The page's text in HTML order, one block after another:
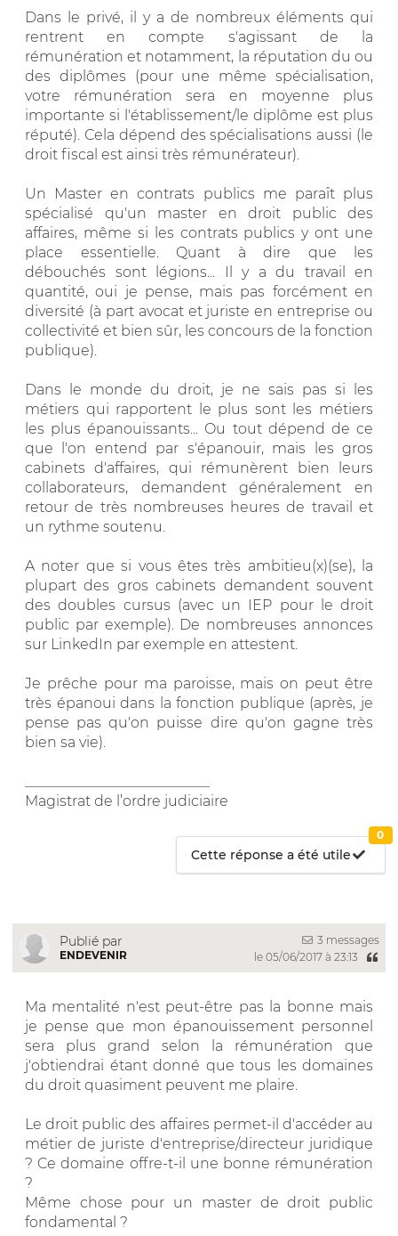
Dans le privé, il y a de nombreux éléments qui
rentrent en compte s'agissant de la
rémunération et notamment, la réputation du ou
des diplômes (pour une même spécialisation,
votre rémunération sera en moyenne plus
importante si l'établissement/le diplôme est plus
réputé). Cela dépend des spécialisations aussi (le
droit fiscal est ainsi très rémunérateur).
Un Master en contrats publics me paraît plus
spécialisé qu'un master en droit public des
affaires, même si les contrats publics y ont une
place essentielle. Quant à dire que les
débouchés sont légions... Il y a du travail en
quantité, oui je pense, mais pas forcément en
diversité (à part avocat et juriste en entreprise ou
collectivité et bien sûr, les concours de la fonction
publique).
Dans le monde du droit, je ne sais pas si les
métiers qui rapportent le plus sont les métiers
les plus épanouissants... Ou tout dépend de ce
que l'on entend par s'épanouir, mais les gros
cabinets d'affaires, qui rémunèrent bien leurs
collaborateurs, demandent généralement en
retour de très nombreuses heures de travail et
un rythme soutenu.
A noter que si vous êtes très ambitieu(x)(se), la
plupart des gros cabinets demandent souvent
des doubles cursus (avec un IEP pour le droit
public par exemple). De nombreuses annonces
sur LinkedIn par exemple en attestent.
Je prêche pour ma paroisse, mais on peut être
très épanoui dans la fonction publique (après, je
pense pas qu'on puisse dire qu'on gagne très
bien sa vie).
Magistrat de l’ordre judiciaire
Cette réponse a été utile
0
Publié par
ENDEVENIR
3 messages
le 05/06/2017 à 23:13
Ma mentalité n'est peut-être pas la bonne mais
je pense que mon épanouissement personnel
sera plus grand selon la rémunération que
j'obtiendrai étant donné que tous les domaines
du droit quasiment peuvent me plaire.
Le droit public des affaires permet-il d'accéder au
métier de juriste d'entreprise/directeur juridique
? Ce domaine offre-t-il une bonne rémunération
?
Même chose pour un master de droit public
fondamental ?